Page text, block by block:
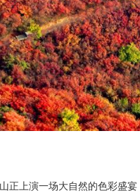
正上演一场大自然的色彩盛